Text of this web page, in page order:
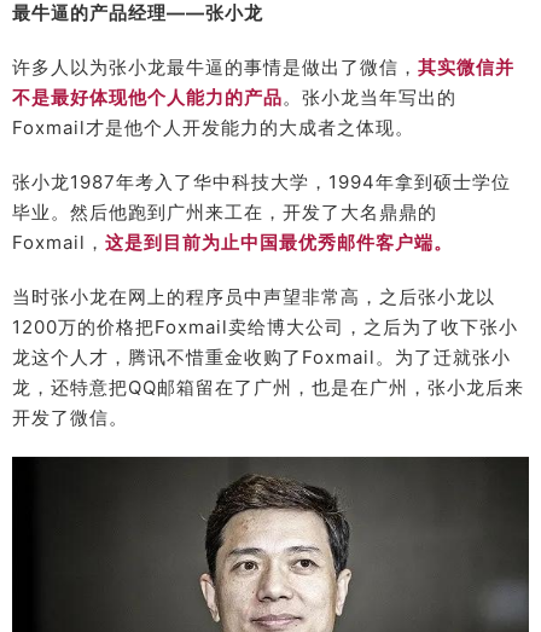
最牛逼的产品经理——张小龙
许多人以为张小龙最牛逼的事情是做出了微信， 其实微信并
不是最好体现他个人能力的产品。张小龙当年写出的
Foxmail才是他个人开发能力的大成者之体现。
张小龙1987年考入了华中科技大学，1994年拿到硕士学位
毕业。然后他跑到广州来工在，开发了大名鼎鼎的
Foxmail， 这是到目前为止中国最优秀邮件客户端。
当时张小龙在网上的程序员中声望非常高，之后张小龙以
1200万的价格把Foxmail卖给博大公司，之后为了收下张小
龙这个人才，腾讯不惜重金收购了Foxmail。为了迁就张小
龙，还特意把QQ邮箱留在了广州，也是在广州，张小龙后来
开发了微信。